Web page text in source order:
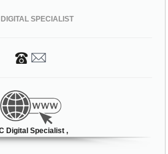
SPECIALIST
Digital Specialist ,